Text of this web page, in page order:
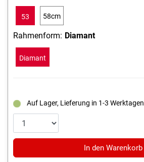
53
cm
58cm
Rahmenform: Diamant
Diamant
Auf Lager, Lieferung in 1-3 Werktagen
In den Warenkorb